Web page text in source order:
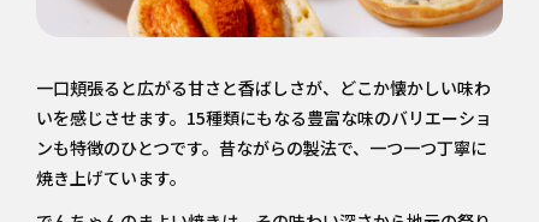
一口頬張ると広がる甘さと香ばしさが、どこか懐かしい味わ
いを感じさせます。15種類にもなる豊富な味のバリエーショ
ンも特徴のひとつです。昔ながらの製法で、一つ一つ丁寧に
焼き上げています。